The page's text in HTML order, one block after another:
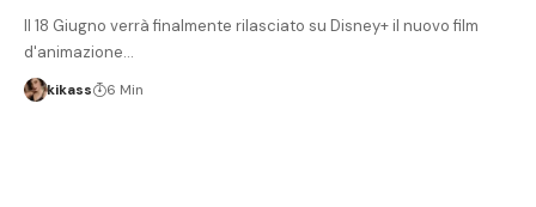
Il 18 Giugno verrà finalmente rilasciato su Disney+ il nuovo film
d'animazione…
kikass 6 Min